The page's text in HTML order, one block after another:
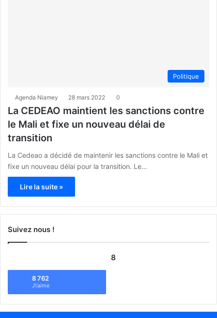
Politique
Agenda Niamey 28 mars 2022 0
La CEDEAO maintient les sanctions contre
le Mali et fixe un nouveau délai de
transition
La Cedeao a décidé de maintenir les sanctions contre le Mali et
fixe un nouveau délai pour la transition. Le…
Lire la suite »
Suivez nous !
8
8 762
J\'aime